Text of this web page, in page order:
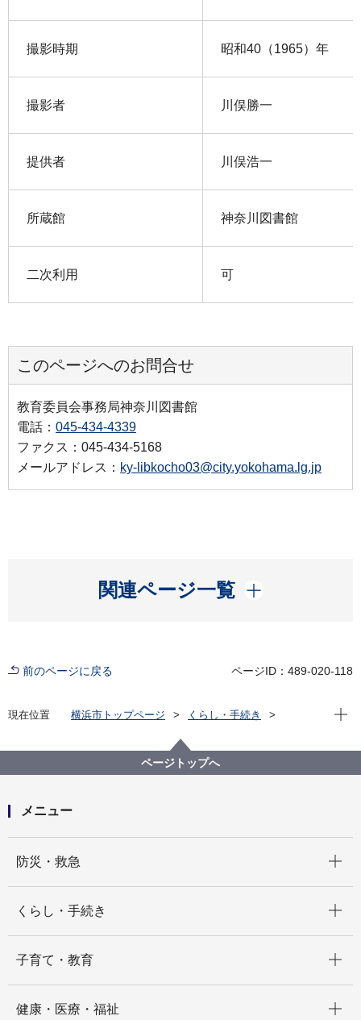
撮影時期 昭和40（1965）年
撮影者 川俣勝一
提供者 川俣浩一
所蔵館 神奈川図書館
二次利用 可
このページへのお問合せ
教育委員会事務局神奈川図書館
電話： 045-434-4339
ファクス：045-434-5168
メールアドレス： ky-libkocho03@city.yokohama.lg.jp
関連ページ一覧
開く
前のページに戻る ページID：489-020-118
現在位置 横浜市トップページ
くらし・手続き
神奈川区デジタルライブラリー
（１）沿岸部エリア
国道15号７
現在
ページトップへ
メニュー
防災・救急
くらし・手続き
子育て・教育
健康・医療・福祉